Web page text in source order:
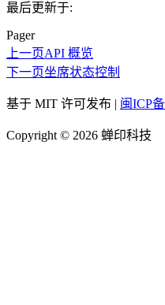
最后更新于:
Pager
上一页API 概览
下一页坐席状态控制
基于 MIT 许可发布 | 闽ICP
Copyright © 2026 蝉印科技